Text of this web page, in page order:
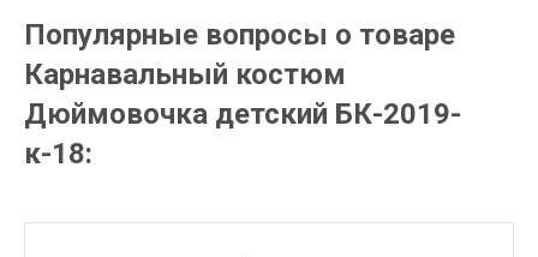
Популярные вопросы о товаре
Карнавальный костюм
Дюймовочка детский БК-2019-
к-18: